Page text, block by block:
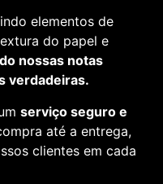
elementos de
do papel e
nossas notas
verdadeiras.
serviço seguro e
até a entrega,
clientes em cada